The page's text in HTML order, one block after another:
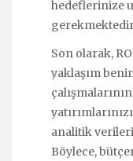
hedeflerinize
Son olarak,
yaklaşım
analitik
Böylece,